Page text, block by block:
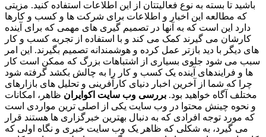
باشید تا بسته به نوع فعالیتتان از این اطلاعات استفاده کنید. مزیتی
که مطالعه این اخبار و اطلاعات برای شرکت ها و کسب و کارها
دارد این است که به آنها در تصمیم گیری های مهمی که برای آینده
کارشان می گیرند کمک می کند و با استفاده از تجربه کسب و کار
های دیگر با دید بازتر عمل کرده و هوشمندانه تصمیم بگیرند. این امر
سبب می شود جلوی بسیاری از اشتباهات بزرگ که ممکن است کار
ها و فرایندهای آینده یک کسب و کار را به چالش بکشد گرفته شود
چرا که شما از آخرین اخبار دنیای کارآفرینی و تحلیل های بازارهای
مختلف آگاه خواهید بود. بررسی وب سایت اکوایران ظاهر، امکانات
و نحوه چینش محتوا در وب سایت یکی از اصلی ترین مواردی است
که مورد توجه افرادی که به دنبال بهترین خبرگزاری ها هستند قرار
می گیرد، به شکلی که ظاهر یک وب سایت خبری و نگاه اولی که